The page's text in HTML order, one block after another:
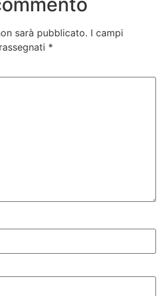
sarà pubblicato. I campi
*